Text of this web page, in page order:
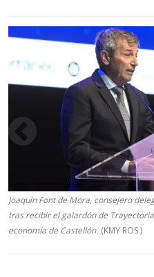
Joaquín Font de Mora, consejero
tras recibir el galardón de
economía de Castellón. (KMY ROS )